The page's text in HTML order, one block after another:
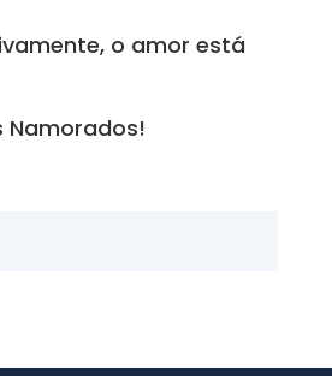
o amor está
Namorados!